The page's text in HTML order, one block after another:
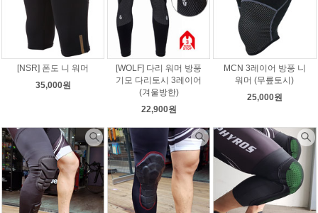
[NSR] 폰도 니 워머
35,000원
[WOLF] 다리 워머 방풍
기모 다리토시 3레이어
(겨울방한)
22,900원
MCN 3레이어 방풍 니
워머 (무릎토시)
25,000원